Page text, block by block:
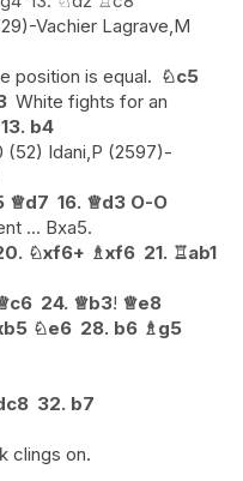
Vachier Lagrave,M
position is equal. ♘c5
White fights for an
13. b4
(52) Idani,P (2597)-
♕d7 16. ♕d3 O-O
... Bxa5.
♘xf6+ ♗xf6 21. ♖ab1
c6 24. ♕b3! ♕e8
♘e6 28. b6 ♗g5
32. b7
clings on.